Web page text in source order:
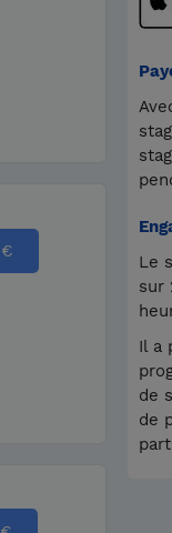
€
Le
sur
Il a
de
de